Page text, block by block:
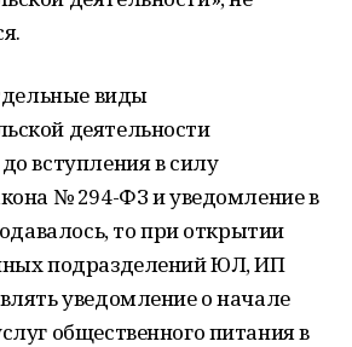
виды
деятельности
вступления в силу
№ 294-ФЗ и уведомление в
то при открытии
подразделений ЮЛ, ИП
уведомление о начале
общественного питания в